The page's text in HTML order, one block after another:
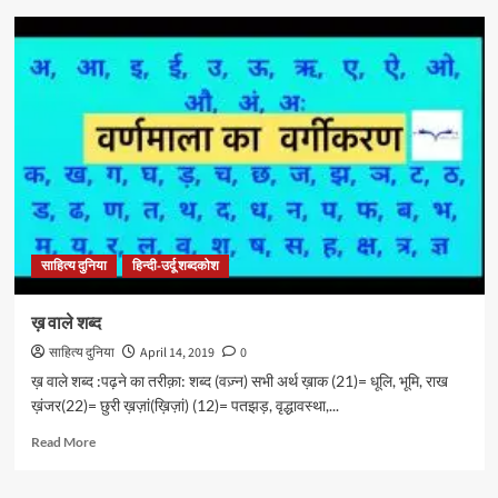
छ
वाले
शब्द
साहित्य दुनिया हिन्दी-उर्दू शब्दकोश
ख़ वाले शब्द
साहित्य दुनिया April 14, 2019
0
ख़ वाले शब्द :पढ़ने का तरीक़ा: शब्द (वज़्न) सभी अर्थ ख़ाक (21)= धूलि, भूमि, राख
ख़ंजर(22)= छुरी ख़ज़ां(ख़िज़ां) (12)= पतझड़, वृद्धावस्था,...
Read MoreRead